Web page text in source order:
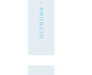
- ANÚNCIO -